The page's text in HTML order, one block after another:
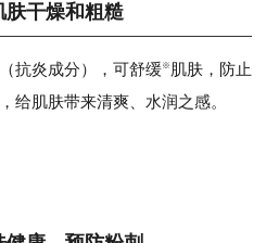
肤干燥和粗糙
抗炎成分），可舒缓※ 肌肤，防止
给肌肤带来清爽、水润之感。